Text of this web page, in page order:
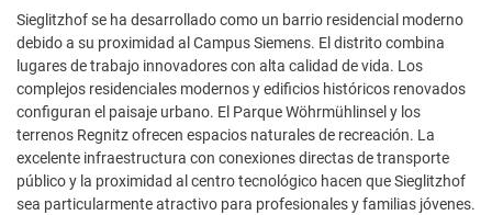
Sieglitzhof se ha desarrollado como un barrio residencial moderno
debido a su proximidad al Campus Siemens. El distrito combina
lugares de trabajo innovadores con alta calidad de vida. Los
complejos residenciales modernos y edificios históricos renovados
configuran el paisaje urbano. El Parque Wöhrmühlinsel y los
terrenos Regnitz ofrecen espacios naturales de recreación. La
excelente infraestructura con conexiones directas de transporte
público y la proximidad al centro tecnológico hacen que Sieglitzhof
sea particularmente atractivo para profesionales y familias jóvenes.